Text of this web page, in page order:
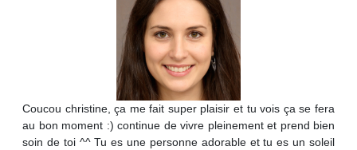
Coucou christine, ça me fait super plaisir et tu vois ça se fera
au bon moment :) continue de vivre pleinement et prend bien
soin de toi ^^ Tu es une personne adorable et tu es un soleil